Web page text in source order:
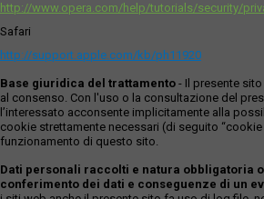
http://www.opera.com/help/tutorials/security/
Safari
http://support.apple.com/kb/ph11920
Base giuridica del trattamento - Il presente
al consenso. Con l'uso o la consultazione del
l’interessato acconsente implicitamente alla
cookie strettamente necessari (di seguito “cookie
funzionamento di questo sito.
Dati personali raccolti e natura obbligatoria
conferimento dei dati e conseguenze di un